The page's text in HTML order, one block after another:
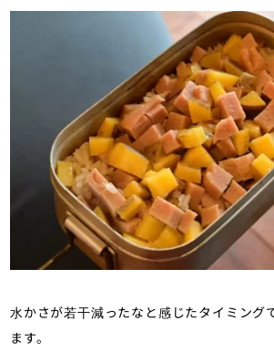
水かさが若干減ったなと感じたタイミング
ます。